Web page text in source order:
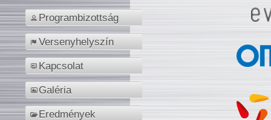
Programbizottság
Versenyhelyszín
Kapcsolat
Galéria
Eredmények